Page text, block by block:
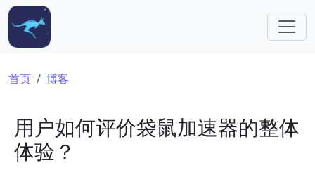
跳转到主要内容
面包屑
首页 博客
用户如何评价袋鼠加速器的整体
体验？